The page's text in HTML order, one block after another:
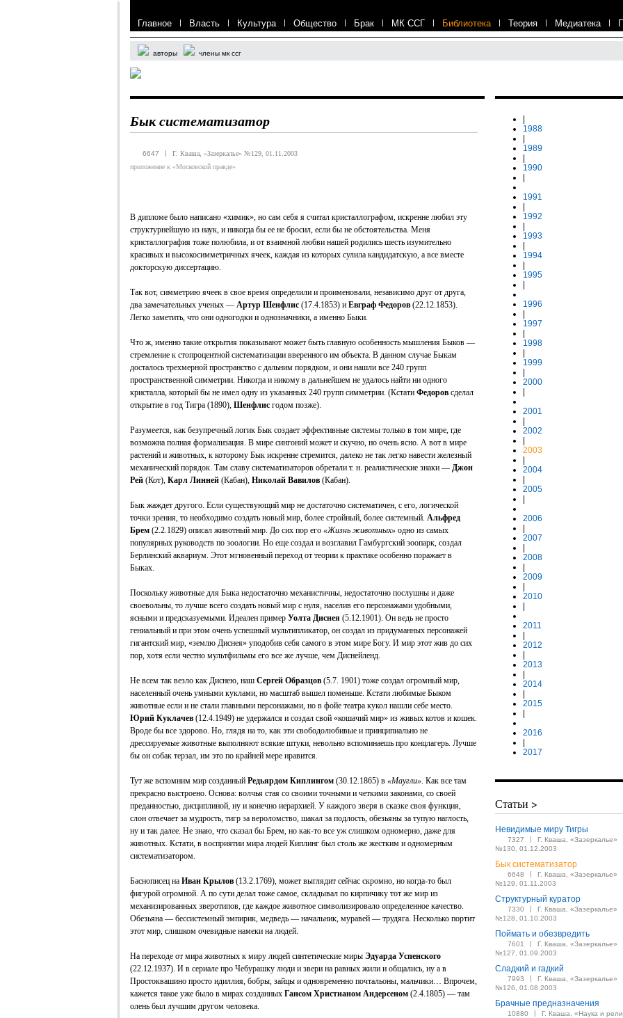
Главное | Власть | Культура | Общество | Брак | МК ССГ | Библиотека | Теория | Медиатека |
авторы члены мк ссг
Бык систематизатор
6647 |
Г. Кваша, «Зазеркалье» №129, 01.11.2003
приложение к «Московской правде»
В дипломе было написано «химик», но сам себя я считал кристаллографом, искренне любил эту
структурнейшую из наук, и никогда бы ее не бросил, если бы не обстоятельства. Меня
кристаллография тоже полюбила, и от взаимной любви нашей родились шесть изумительно
красивых и высокосимметричных ячеек, каждая из которых сулила кандидатскую, а все вместе
докторскую диссертацию.
Так вот, симметрию ячеек в свое время определили и проименовали, независимо друг от друга,
два замечательных ученых — Артур Шенфлис (17.4.1853) и Евграф Федоров (22.12.1853).
Легко заметить, что они одногодки и однозначники, а именно Быки.
Что ж, именно такие открытия показывают может быть главную особенность мышления Быков —
стремление к стопроцентной систематизации вверенного им объекта. В данном случае Быкам
досталось трехмерной пространство с дальним порядком, и они нашли все 240 групп
пространственной симметрии. Никогда и никому в дальнейшем не удалось найти ни одного
кристалла, который бы не имел одну из указанных 240 групп симметрии. (Кстати Федоров сделал
открытие в год Тигра (1890), Шенфлис годом позже).
Разумеется, как безупречный логик Бык создает эффективные системы только в том мире, где
возможна полная формализация. В мире сингоний может и скучно, но очень ясно. А вот в мире
растений и животных, к которому Бык искренне стремится, далеко не так легко навести железный
механический порядок. Там славу систематизаторов обретали т. н. реалистические знаки — Джон
Рей (Кот), Карл Линней (Кабан), Николай Вавилов (Кабан).
Бык жаждет другого. Если существующий мир не достаточно систематичен, с его, логической
точки зрения, то необходимо создать новый мир, более стройный, более системный. Альфред
Брем (2.2.1829) описал животный мир. До сих пор его «Жизнь животных» одно из самых
популярных руководств по зоологии. Но еще создал и возглавил Гамбургский зоопарк, создал
Берлинский аквариум. Этот мгновенный переход от теории к практике особенно поражает в
Быках.
Поскольку животные для Быка недостаточно механистичны, недостаточно послушны и даже
своевольны, то лучше всего создать новый мир с нуля, населив его персонажами удобными,
ясными и предсказуемыми. Идеален пример Уолта Диснея (5.12.1901). Он ведь не просто
гениальный и при этом очень успешный мультипликатор, он создал из придуманных персонажей
гигантский мир, «землю Диснея» уподобив себя самого в этом мире Богу. И мир этот жив до сих
пор, хотя если честно мультфильмы его все же лучше, чем Диснейленд.
Не всем так везло как Диснею, наш Сергей Образцов (5.7. 1901) тоже создал огромный мир,
населенный очень умными куклами, но масштаб вышел поменьше. Кстати любимые Быком
животные если и не стали главными персонажами, но в фойе театра кукол нашли себе место.
Юрий Куклачев (12.4.1949) не удержался и создал свой «кошачий мир» из живых котов и кошек.
Вроде бы все здорово. Но, глядя на то, как эти свободолюбивые и принципиально не
дрессируемые животные выполняют всякие штуки, невольно вспоминаешь про концлагерь. Лучше
бы он собак терзал, им это по крайней мере нравится.
Тут же вспомним мир созданный Редьярдом Киплингом (30.12.1865) в «Маугли». Как все там
прекрасно выстроено. Основа: волчья стая со своими точными и четкими законами, со своей
преданностью, дисциплиной, ну и конечно иерархией. У каждого зверя в сказке своя функция,
слон отвечает за мудрость, тигр за вероломство, шакал за подлость, обезьяны за тупую наглость,
ну и так далее. Не знаю, что сказал бы Брем, но как-то все уж слишком одномерно, даже для
животных. Кстати, в восприятии мира людей Киплинг был столь же жестким и одномерным
систематизатором.
Баснописец на Иван Крылов (13.2.1769), может выглядит сейчас скромно, но когда-то был
фигурой огромной. А по сути делал тоже самое, складывал по кирпичику тот же мир из
механизированных зверотипов, где каждое животное символизировало определенное качество.
Обезьяна — бессистемный эмпирик, медведь — начальник, муравей — трудяга. Несколько портит
этот мир, слишком очевидные намеки на людей.
На переходе от мира животных к миру людей синтетические миры Эдуарда Успенского
(22.12.1937). И в сериале про Чебурашку люди и звери на равных жили и общались, ну а в
Простоквашино просто идиллия, бобры, зайцы и одновременно почтальоны, мальчики… Впрочем,
кажется такое уже было в мирах созданных Гансом Христианом Андерсеном (2.4.1805) — там
олень был лучшим другом человека.
1988
1989
1990
1991
1992
1993
1994
1995
1996
1997
1998
1999
2000
2001
2002
2003
2004
2005
2006
2007
2008
2009
2010
2011
2012
2013
2014
2015
2016
2017
Статьи >
Невидимые миру Тигры
7327 |
Г. Кваша, «Зазеркалье»
№130, 01.12.2003
Бык систематизатор
6648 |
Г. Кваша, «Зазеркалье»
№129, 01.11.2003
Структурный куратор
7330 |
Г. Кваша, «Зазеркалье»
№128, 01.10.2003
Поймать и обезвредить
7601 |
Г. Кваша, «Зазеркалье»
№127, 01.09.2003
Сладкий и гадкий
7993 |
Г. Кваша, «Зазеркалье»
№126, 01.08.2003
Брачные предназначения
10880 |
Г. Кваша, «Наука и